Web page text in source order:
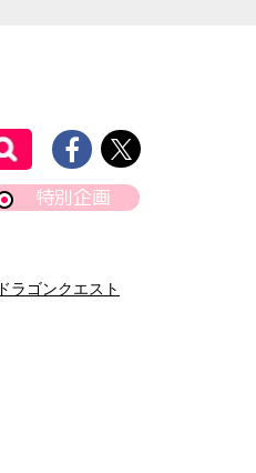
特別企画
ドラゴンクエスト